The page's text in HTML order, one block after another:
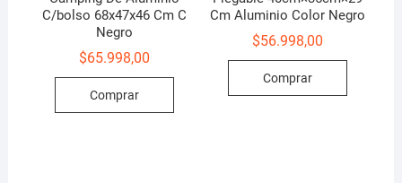
C/bolso 68x47x46 Cm C
Negro
$65.998,00
Comprar
Cm Aluminio Color Negro
$56.998,00
Comprar